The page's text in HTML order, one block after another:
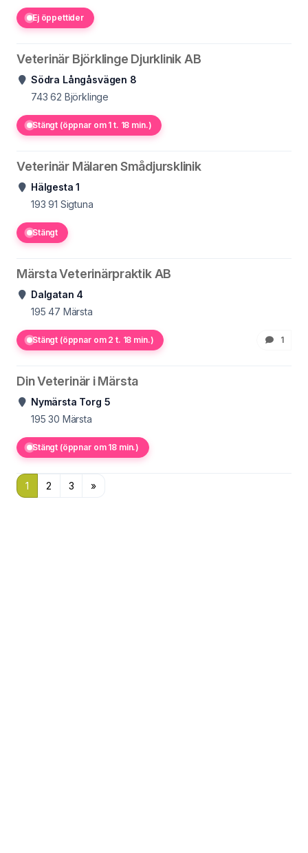
Ej öppettider
Veterinär Björklinge Djurklinik AB
Södra Långåsvägen 8
743 62 Björklinge
Stängt (öppnar om 1 t. 18 min.)
Veterinär Mälaren Smådjursklinik
Hälgesta 1
193 91 Sigtuna
Stängt
Märsta Veterinärpraktik AB
Dalgatan 4
195 47 Märsta
Stängt (öppnar om 2 t. 18 min.) 1
Din Veterinär i Märsta
Nymärsta Torg 5
195 30 Märsta
Stängt (öppnar om 18 min.)
1 2 3 »